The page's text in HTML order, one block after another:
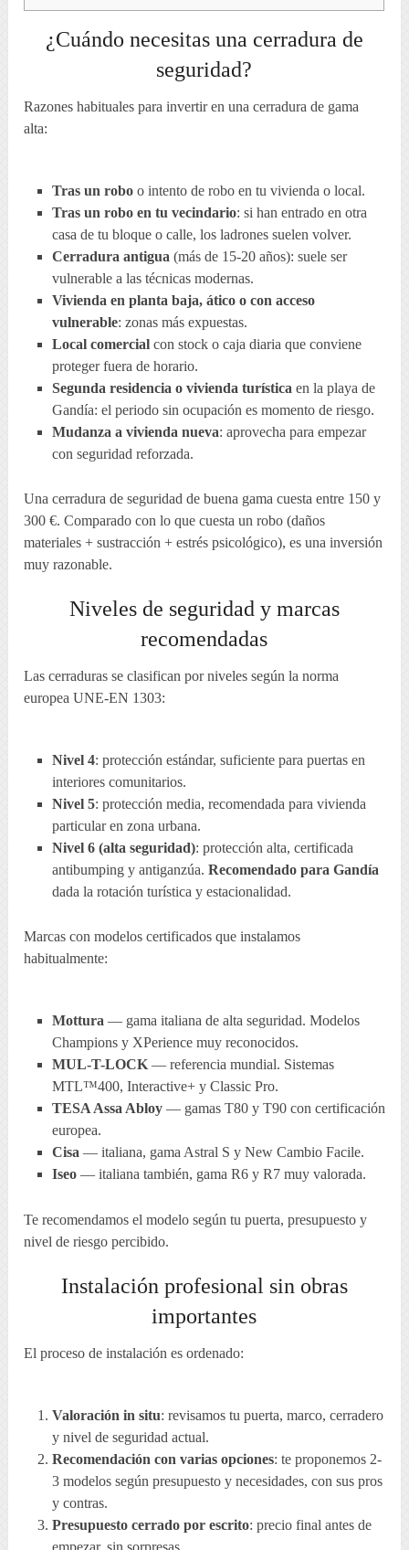
¿Cuándo necesitas una cerradura de
seguridad?
Razones habituales para invertir en una cerradura de gama
alta:
Tras un roboo intento de robo en tu vivienda o local.
Tras un robo en tu vecindario: si han entrado en otra
casa de tu bloque o calle, los ladrones suelen volver.
Cerradura antigua (más de 15-20 años): suele ser
vulnerable a las técnicas modernas.
Vivienda en planta baja, ático o con acceso
vulnerable: zonas más expuestas.
Local comercialcon stock o caja diaria que conviene
proteger fuera de horario.
Segunda residencia o vivienda turística en la playa de
Gandía: el periodo sin ocupación es momento de riesgo.
Mudanza a vivienda nueva: aprovecha para empezar
con seguridad reforzada.
Una cerradura de seguridad de buena gama cuesta entre 150 y
300 €. Comparado con lo que cuesta un robo (daños
materiales + sustracción + estrés psicológico), es una inversión
muy razonable.
Niveles de seguridad y marcas
recomendadas
Las cerraduras se clasifican por niveles según la norma
europea UNE-EN 1303:
Nivel 4: protección estándar, suficiente para puertas en
interiores comunitarios.
Nivel 5: protección media, recomendada para vivienda
particular en zona urbana.
Nivel 6 (alta seguridad): protección alta, certificada
antibumping y antiganzúa. Recomendado para Gandía
dada la rotación turística y estacionalidad.
Marcas con modelos certificados que instalamos
habitualmente:
Mottura— gama italiana de alta seguridad. Modelos
Champions y XPerience muy reconocidos.
MUL-T-LOCK— referencia mundial. Sistemas
MTL™400, Interactive+ y Classic Pro.
TESA Assa Abloy— gamas T80 y T90 con certificación
europea.
Cisa— italiana, gama Astral S y New Cambio Facile.
Iseo— italiana también, gama R6 y R7 muy valorada.
Te recomendamos el modelo según tu puerta, presupuesto y
nivel de riesgo percibido.
Instalación profesional sin obras
importantes
El proceso de instalación es ordenado:
Valoración in situ: revisamos tu puerta, marco, cerradero
y nivel de seguridad actual.
Recomendación con varias opciones: te proponemos 2-
3 modelos según presupuesto y necesidades, con sus pros
y contras.
Presupuesto cerrado por escrito: precio final antes de
empezar, sin sorpresas.